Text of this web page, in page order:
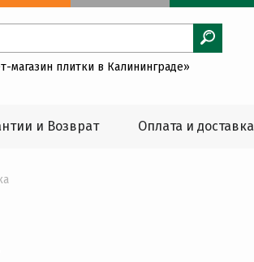
магазин плитки в Калининграде»
и Возврат Оплата и доставка